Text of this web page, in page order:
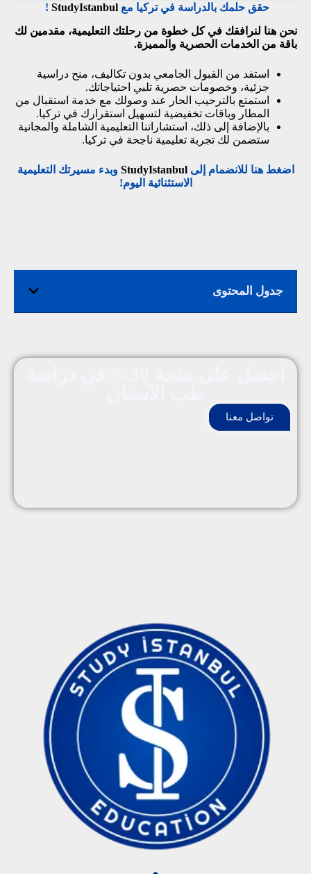
جدول المحتوى
تواصل معنا
حقق حلمك بالدراسة في تركيا معStudyIstanbul
!
نحن هنا لنرافقك في كل خطوة من رحلتك التعليمية، مقدمين لك
باقة من الخدمات الحصرية والمميزة.
استفد من القبول الجامعي بدون تكاليف، منح دراسية
جزئية، وخصومات حصرية تلبي احتياجاتك.
استمتع بالترحيب الحار عند وصولك مع خدمة استقبال من
المطار وباقات تخفيضية لتسهيل استقرارك في تركيا.
بالإضافة إلى ذلك، استشاراتنا التعليمية الشاملة والمجانية
ستضمن لك تجربة تعليمية ناجحة في تركيا.
اضغط هنا للانضمام إلىStudyIstanbul وبدء مسيرتك التعليمية
الاستثنائية اليوم!